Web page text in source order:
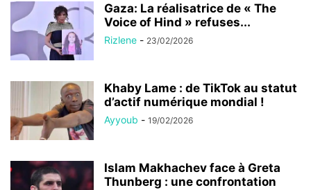
Gaza: La réalisatrice de « The
Voice of Hind » refuses...
Rizlene - 23/02/2026
Khaby Lame : de TikTok au statut
d’actif numérique mondial !
Ayyoub - 19/02/2026
Islam Makhachev face à Greta
Thunberg : une confrontation